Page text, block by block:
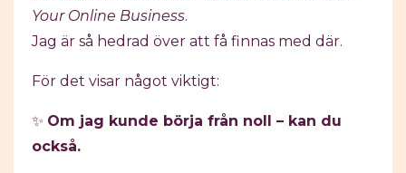
Your Online Business.
Jag är så hedrad över att få finnas med där.
För det visar något viktigt:
✨ Om jag kunde börja från noll – kan du
också.